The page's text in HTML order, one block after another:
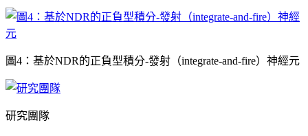
圖4：基於NDR的正負型積分-發射（integrate-and-fire）神經元
研究團隊